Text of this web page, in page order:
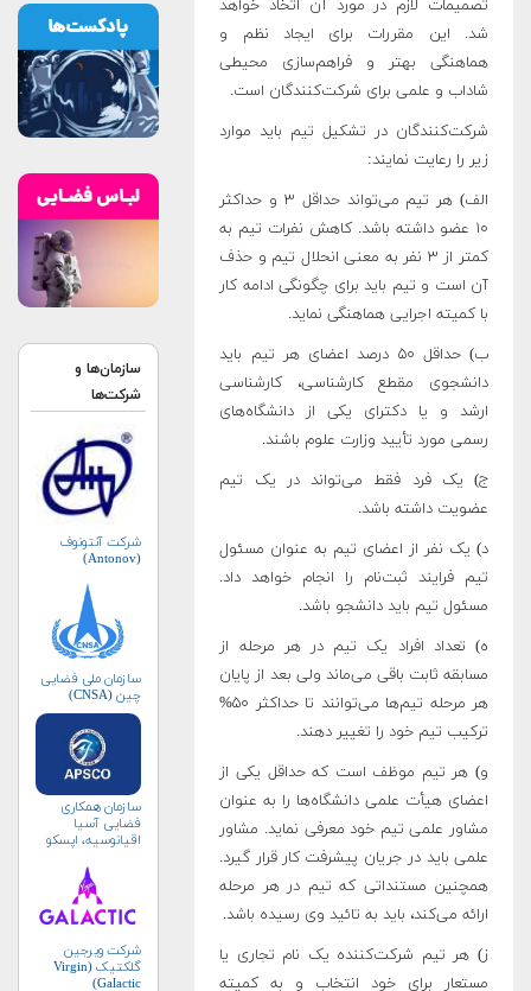
تصمیمات لازم در مورد آن اتخاذ خواهد
شد. این مقررات برای ایجاد نظم و
هماهنگی بهتر و فراهم‌سازی محیطی
شاداب و علمی برای شرکت‌کنندگان است.
شرکت‌کنندگان در تشکیل تیم باید موارد
زیر را رعایت نمایند:
الف) هر تیم می‌تواند حداقل ۳ و حداکثر
۱۰ عضو داشته باشد. کاهش نفرات تیم به
کمتر از ۳ نفر به معنی انحلال تیم و حذف
آن است و تیم باید برای چگونگی ادامه کار
با کمیته اجرایی هماهنگی نماید.
ب) حداقل ۵۰ درصد اعضای هر تیم باید
دانشجوی مقطع کارشناسی، کارشناسی
ارشد و یا دکترای یکی از دانشگاه‌های
رسمی مورد تأیید وزارت علوم باشند.
ج) یک فرد فقط می‌تواند در یک تیم
عضویت داشته باشد.
د) یک نفر از اعضای تیم به عنوان مسئول
تیم فرایند ثبت‌نام را انجام خواهد داد.
مسئول تیم باید دانشجو باشد.
ه) تعداد افراد یک تیم در هر مرحله از
مسابقه ثابت باقی می‌ماند ولی بعد از پایان
هر مرحله تیم‌ها می‌توانند تا حداکثر ۵۰%
ترکیب تیم خود را تغییر دهند.
و) هر تیم موظف است که حداقل یکی از
اعضای هیأت علمی دانشگاه‌ها را به عنوان
مشاور علمی تیم خود معرفی نماید. مشاور
علمی باید در جریان پیشرفت کار قرار گیرد.
همچنین مستنداتی که تیم در هر مرحله
ارائه می‌کند، باید به تائید وی رسیده باشد.
ز) هر تیم شرکت‌کننده یک نام تجاری یا
مستعار برای خود انتخاب و به کمیته
سازمان‌ها و
شرکت‌ها
شرکت آنتونوف
(Antonov)
سازمان ملی فضایی
چین (CNSA)
سازمان همکاری
فضایی آسیا
اقیانوسیه، اپسکو
شرکت ویرجین
گلکتیک (Virgin
Galactic)